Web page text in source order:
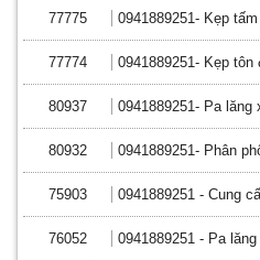
77775 0941889251- Kẹp
77774 0941889251- Kẹp
80937 0941889251- Pa
80932 0941889251- Phân
75903 0941889251 - Cung
76052 0941889251 - Pa